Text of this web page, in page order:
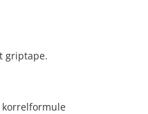
griptape.
korrelformule